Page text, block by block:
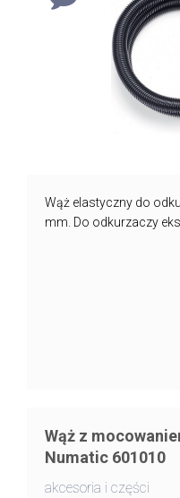
Wąż elastyczny do
mm. Do odkurzaczy
Wąż z
Numatic 601010
akcesoria i części